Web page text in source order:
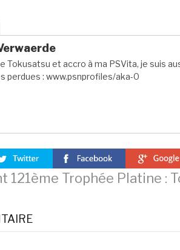
Tokusatsu et accro à ma PSVita, je suis
perdues : www.psnprofiles/aka-0
121ème Trophée Platine :